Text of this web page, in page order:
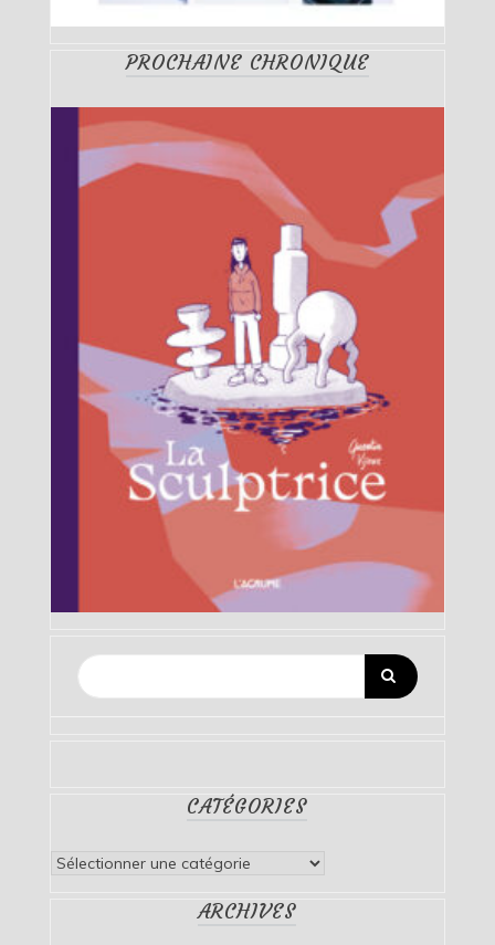
PROCHAINE CHRONIQUE
CATÉGORIES
Catégories
ARCHIVES